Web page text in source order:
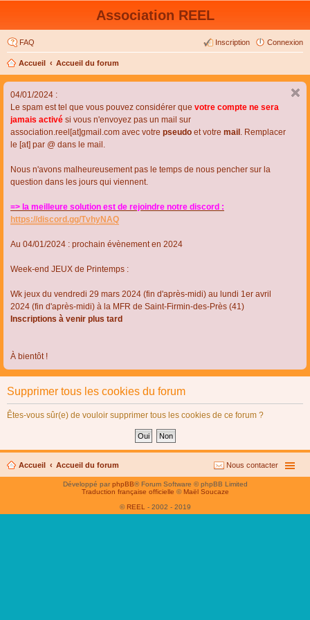
Association REEL
FAQ Connexion
Inscription
Accueil Accueil du forum
04/01/2024 :
Le spam est tel que vous pouvez considérer que votre compte ne sera
jamais activé si vous n'envoyez pas un mail sur
association.reel[at]gmail.com avec votre pseudo et votre mail . Remplacer
le [at] par @ dans le mail.
Nous n'avons malheureusement pas le temps de nous pencher sur la
question dans les jours qui viennent.
=> la meilleure solution est de rejoindre notre discord :
https://discord.gg/TvhyNAQ
Au 04/01/2024 : prochain évènement en 2024
Week-end JEUX de Printemps :
Wk jeux du vendredi 29 mars 2024 (fin d'après-midi) au lundi 1er avril
2024 (fin d'après-midi) à la MFR de Saint-Firmin-des-Près (41)
Inscriptions à venir plus tard
À bientôt !
Supprimer tous les cookies du forum
Êtes-vous sûr(e) de vouloir supprimer tous les cookies de ce forum ?
Accueil Accueil du forum Nous contacter
Développé parphpBB® Forum Software © phpBB Limited
Traduction française officielle © Maël Soucaze
© REEL - 2002 - 2019